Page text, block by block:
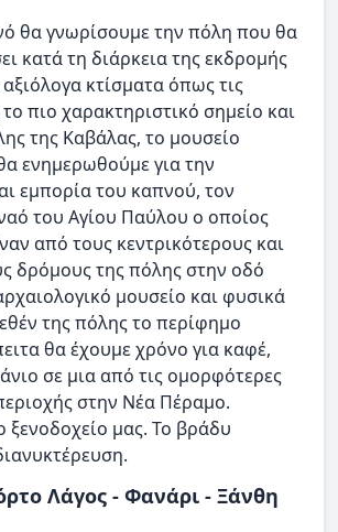
θα γνωρίσουμε την πόλη που θα
κατά τη διάρκεια της εκδρομής
κτίσματα όπως τις
πιο χαρακτηριστικό σημείο και
της Καβάλας, το μουσείο
ενημερωθούμε για την
εμπορία του καπνού, τον
του Αγίου Παύλου ο οποίος
από τους κεντρικότερους και
δρόμους της πόλης στην οδό
μουσείο και φυσικά
της πόλης το περίφημο
θα έχουμε χρόνο για καφέ,
σε μια από τις ομορφότερες
στην Νέα Πέραμο.
ξενοδοχείο μας. Το βράδυ
Λάγος - Φανάρι - Ξάνθη